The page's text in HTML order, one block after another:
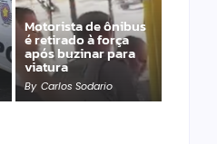
Motorista de ônibus
é retirado à força
após buzinar para
viatura
By Carlos Sodario